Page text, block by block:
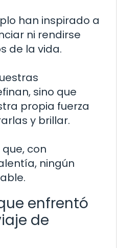
han inspirado a
ni rendirse
de la vida.
sino que
propia fuerza
y brillar.
con
ningún
enfrentó
de